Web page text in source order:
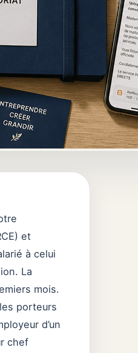
et
à celui
La
mois.
porteurs
d’un
chef